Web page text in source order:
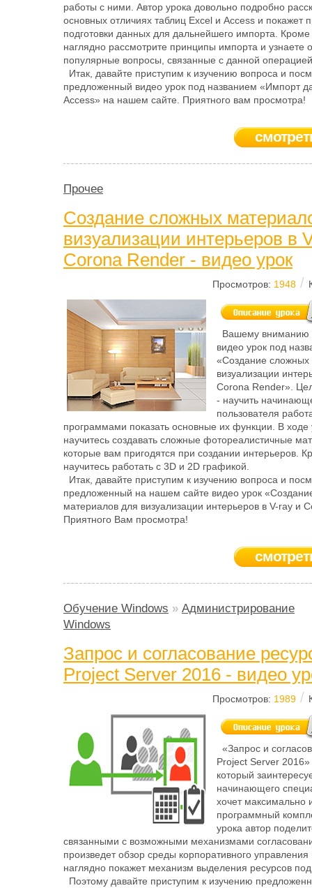
работы с ними. Автор урока довольно подробно
основных отличиях таблиц Excel и Access и покажет
подготовки данных для дальнейшего импорта. Кроме
наглядно рассмотрите принципы импорта и узнаете
популярные вопросы, связанные с данной
Итак, давайте приступим к изучению вопроса и
предложенный видео урок под названием «Импорт
Access» на нашем сайте. Приятного вам просмотра!
Прочее
Создание сложных
визуализации интерьеров в
Corona Render - видео урок
Просмотров: 1948 /
Вашему вниманию
видео урок под
«Создание сложных
визуализации
Corona Render».
- научить
пользователя
программами показать основные их функции. В ходе
научитесь создавать сложные фотореалистичные
которые вам пригодятся при создании интерьеров.
научитесь работать с 3D и 2D графикой.
Итак, давайте приступим к изучению вопроса и
предложенный на нашем сайте видео урок
материалов для визуализации интерьеров в V-ray и
Приятного Вам просмотра!
Обучение Windows » Администрирование
Windows
Запрос и согласование
Project Server 2016 - видео
Просмотров: 1989 /
«Запрос и
Project Server
который
начинающего
хочет максимально
программный
урока автор
связанными с возможными механизмами
произведет обзор среды корпоративного
наглядно покажет механизм выделения ресурсов
Поэтому давайте приступим к изучению